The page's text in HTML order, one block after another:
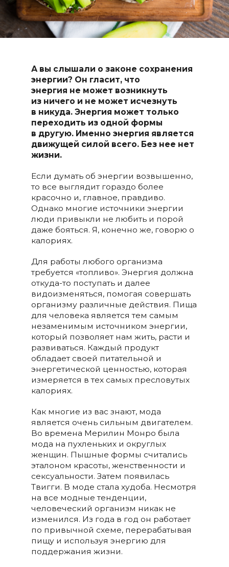
А вы слышали о законе сохранения
энергии? Он гласит, что
энергия не может возникнуть
из ничего и не может исчезнуть
в никуда. Энергия может только
переходить из одной формы
в другую. Именно энергия является
движущей силой всего. Без нее нет
жизни.
Если думать об энергии возвышенно,
то все выглядит гораздо более
красочно и, главное, правдиво.
Однако многие источники энергии
люди привыкли не любить и порой
даже бояться. Я, конечно же, говорю о
калориях.
Для работы любого организма
требуется «топливо». Энергия должна
откуда-то поступать и далее
видоизменяться, помогая совершать
организму различные действия. Пища
для человека является тем самым
незаменимым источником энергии,
который позволяет нам жить, расти и
развиваться. Каждый продукт
обладает своей питательной и
энергетической ценностью, которая
измеряется в тех самых пресловутых
калориях.
Как многие из вас знают, мода
является очень сильным двигателем.
Во времена Мерилин Монро была
мода на пухленьких и округлых
женщин. Пышные формы считались
эталоном красоты, женственности и
сексуальности. Затем появилась
Твигги. В моде стала худоба. Несмотря
на все модные тенденции,
человеческий организм никак не
изменился. Из года в год он работает
по привычной схеме, перерабатывая
пищу и используя энергию для
поддержания жизни.